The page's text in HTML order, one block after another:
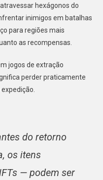
hexágonos do
inimigos em batalhas
para regiões mais
as recompensas.
jogos de extração
perder praticamente
do retorno
os itens
— podem ser